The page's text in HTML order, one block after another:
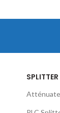
SPLITTER